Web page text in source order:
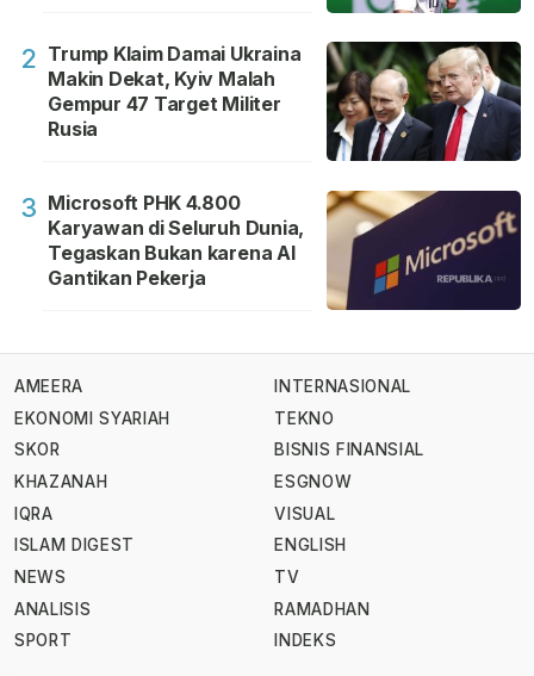
2 Trump Klaim Damai Ukraina
Makin Dekat, Kyiv Malah
Gempur 47 Target Militer
Rusia
3 Microsoft PHK 4.800
Karyawan di Seluruh Dunia,
Tegaskan Bukan karena AI
Gantikan Pekerja
AMEERA
EKONOMI SYARIAH
SKOR
KHAZANAH
IQRA
ISLAM DIGEST
NEWS
ANALISIS
SPORT
INTERNASIONAL
TEKNO
BISNIS FINANSIAL
ESGNOW
VISUAL
ENGLISH
TV
RAMADHAN
INDEKS